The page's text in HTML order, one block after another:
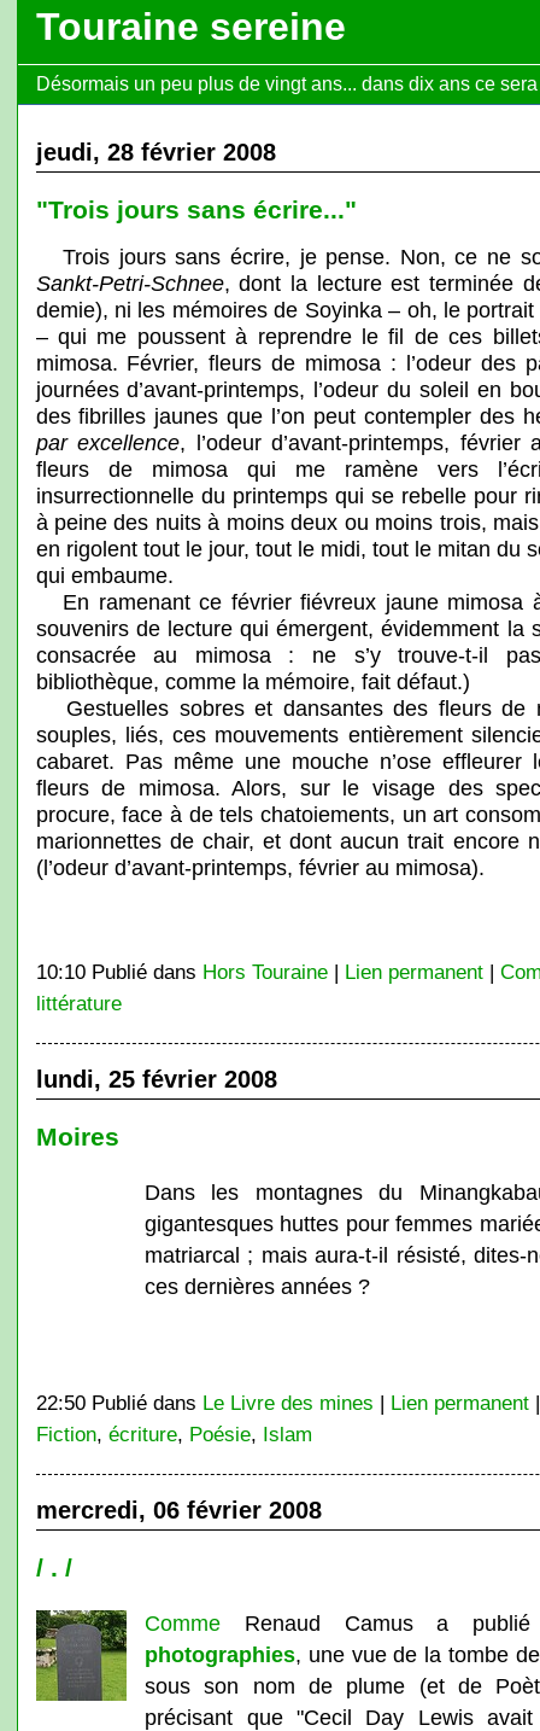
Touraine sereine
Désormais un peu plus de vingt ans... dans dix ans ce
jeudi, 28 février 2008
"Trois jours sans écrire..."
Trois jours sans écrire, je pense. Non, ce ne
Sankt-Petri-Schnee, dont la lecture est terminée
demie), ni les mémoires de Soyinka – oh, le
– qui me poussent à reprendre le fil de ces
mimosa. Février, fleurs de mimosa : l’odeur des
journées d’avant-printemps, l’odeur du soleil en
des fibrilles jaunes que l’on peut contempler des
par excellence, l’odeur d’avant-printemps, février
fleurs de mimosa qui me ramène vers
insurrectionnelle du printemps qui se rebelle pour
à peine des nuits à moins deux ou moins trois,
en rigolent tout le jour, tout le midi, tout le mitan du
qui embaume.
En ramenant ce février fiévreux jaune mimosa
souvenirs de lecture qui émergent, évidemment la
consacrée au mimosa : ne s’y trouve-t-il
bibliothèque, comme la mémoire, fait défaut.)
Gestuelles sobres et dansantes des fleurs de
souples, liés, ces mouvements entièrement
cabaret. Pas même une mouche n’ose
fleurs de mimosa. Alors, sur le visage des
procure, face à de tels chatoiements, un art
marionnettes de chair, et dont aucun trait encore
(l’odeur d’avant-printemps, février au mimosa).
10:10 Publié dans Hors Touraine| Lien permanent|
littérature
lundi, 25 février 2008
Moires
Dans les montagnes du
gigantesques huttes pour femmes
matriarcal ; mais aura-t-il résisté, dites-
ces dernières années ?
22:50 Publié dans Le Livre des mines | Lien permanent
Fiction, écriture, Poésie, Islam
mercredi, 06 février 2008
/ . /
Comme Renaud Camus a
photographies, une vue de la tombe
sous son nom de plume (et de
précisant que "Cecil Day Lewis